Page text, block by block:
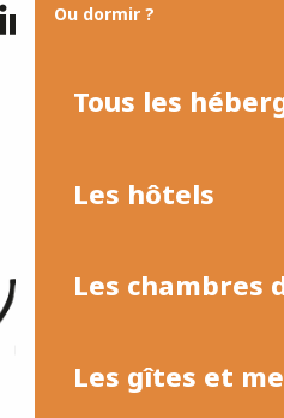
Ou dormir ?
Tous les
Les hôtels
Les chambres
Les gîtes et